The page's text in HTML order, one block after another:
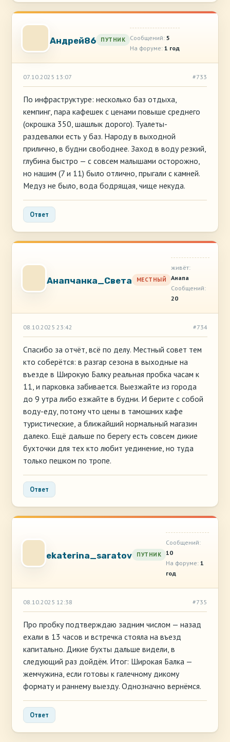
Андрей86 ПУТНИК Сообщений: 5
На форуме: 1 год
07.10.2025 13:07 #733
По инфраструктуре: несколько баз отдыха,
кемпинг, пара кафешек с ценами повыше среднего
(окрошка 350, шашлык дорого). Туалеты-
раздевалки есть у баз. Народу в выходной
прилично, в будни свободнее. Заход в воду резкий,
глубина быстро — с совсем малышами осторожно,
но нашим (7 и 11) было отлично, прыгали с камней.
Медуз не было, вода бодрящая, чище некуда.
Ответ
Анапчанка_Света МЕСТНЫЙ
живёт:
Анапа
Сообщений:
20
08.10.2025 23:42 #734
Спасибо за отчёт, всё по делу. Местный совет тем
кто соберётся: в разгар сезона в выходные на
въезде в Широкую Балку реальная пробка часам к
11, и парковка забивается. Выезжайте из города
до 9 утра либо езжайте в будни. И берите с собой
воду-еду, потому что цены в тамошних кафе
туристические, а ближайший нормальный магазин
далеко. Ещё дальше по берегу есть совсем дикие
бухточки для тех кто любит уединение, но туда
только пешком по тропе.
Ответ
ekaterina_saratov ПУТНИК
Сообщений:
10
На форуме:1
год
08.10.2025 12:38 #735
Про пробку подтверждаю задним числом — назад
ехали в 13 часов и встречка стояла на въезд
капитально. Дикие бухты дальше видели, в
следующий раз дойдём. Итог: Широкая Балка —
жемчужина, если готовы к галечному дикому
формату и раннему выезду. Однозначно вернёмся.
Ответ